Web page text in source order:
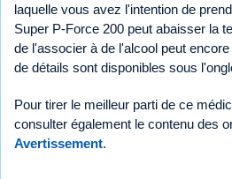
laquelle vous avez l'intention de
Super P-Force 200 peut abaisser la
de l'associer à de l'alcool peut
de détails sont disponibles sous
Pour tirer le meilleur parti de ce
consulter également le contenu des
Avertissement.